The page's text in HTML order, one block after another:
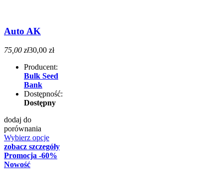
Auto AK
75,00 zł30,00 zł
Producent:
Bulk Seed
Bank
Dostępność:
Dostępny
dodaj do
porównania
Wybierz opcje
zobacz szczegóły
Promocja -60%
Nowość